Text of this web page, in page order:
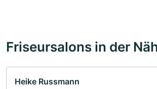
Friseursalons in der
Heike Russmann